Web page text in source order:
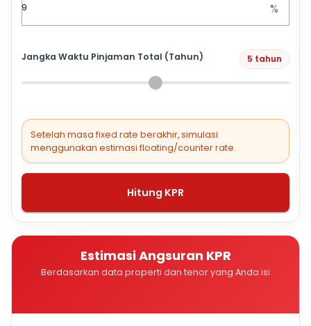
%
Jangka Waktu Pinjaman Total (Tahun) 5 tahun
Setelah masa fixed rate berakhir, simulasi
menggunakan estimasi floating/counter rate.
Hitung KPR
Estimasi Angsuran KPR
Berdasarkan data properti dan tenor yang Anda isi